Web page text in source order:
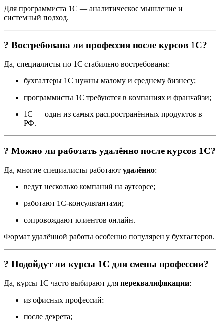
Для программиста 1С — аналитическое мышление и
системный подход.
? Востребована ли профессия после курсов 1С?
Да, специалисты по 1С стабильно востребованы:
бухгалтеры 1С нужны малому и среднему бизнесу;
программисты 1С требуются в компаниях и франчайзи;
1С — один из самых распространённых продуктов в
РФ.
? Можно ли работать удалённо после курсов 1С?
Да, многие специалисты работают удалённо:
ведут несколько компаний на аутсорсе;
работают 1С-консультантами;
сопровождают клиентов онлайн.
Формат удалённой работы особенно популярен у бухгалтеров.
? Подойдут ли курсы 1С для смены профессии?
Да, курсы 1С часто выбирают для переквалификации:
из офисных профессий;
после декрета;